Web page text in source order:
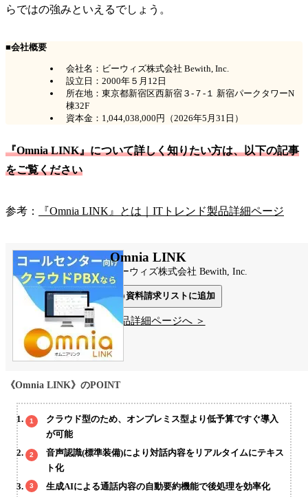
らではの強みといえるでしょう。
■会社概要
会社名：ビーウィズ株式会社 Bewith, Inc.
設立日：2000年５月12日
所在地：東京都新宿区西新宿３-７-１ 新宿パークタワーN
棟32F
資本金：1,044,038,000円（2026年5月31日）
『Omnia LINK』について詳しく知りたい方は、以下の記事
をご覧ください
参考： 『Omnia LINK』とは｜ITトレンド製品詳細ページ
Omnia LINK
ビーウィズ株式会社 Bewith, Inc.
資料請求リストに追加
製品詳細ページへ ＞
《Omnia LINK》のPOINT
クラウド型のため、オンプレミス型より低予算ですぐ導入
が可能
音声認識(標準装備)により対話内容をリアルタイムにテキス
ト化
生成AIによる通話内容の自動要約機能で後処理を効率化